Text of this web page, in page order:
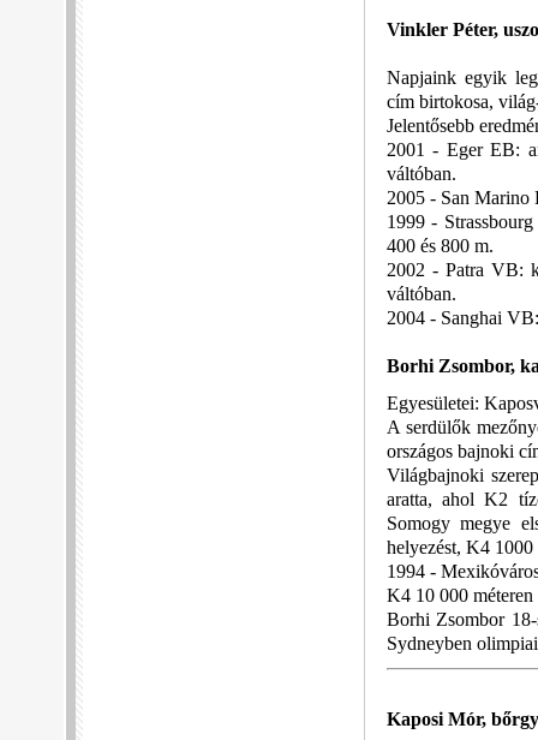
Vinkler Péter,
Napjaink egyik
cím birtokosa,
Jelentősebb
2001 - Eger EB:
váltóban.
2005 - San Marino
1999 -
400 és 800 m.
2002 - Patra VB:
váltóban.
2004 - Sanghai
Borhi Zsombor,
Egyesületei:
A serdülők
országos bajnoki
Világbajnoki
aratta, ahol K2
Somogy megye
helyezést, K4 1000
1994 -
K4 10 000
Borhi Zsombor
Sydneyben
Kaposi Mór,